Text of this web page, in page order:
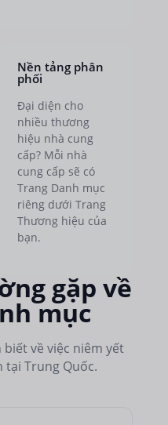
Nền tảng phân
phối
Đại diện cho
nhiều thương
hiệu nhà cung
cấp? Mỗi nhà
cung cấp sẽ có
Trang Danh mục
riêng dưới Trang
Thương hiệu của
bạn.
gặp về
mục
về việc niêm yết
tại Trung Quốc.